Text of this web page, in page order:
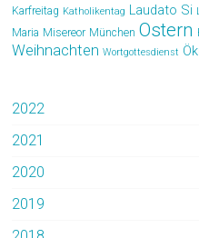
Karfreitag Katholikentag Laudato Si
Maria Misereor München Ostern
Weihnachten Wortgottesdienst
2022
2021
2020
2019